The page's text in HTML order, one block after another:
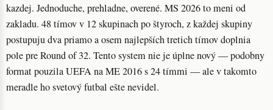
kazdej. Jednoduche, prehladne, overené. MS 2026 to meni od
zakladu. 48 tímov v 12 skupinach po štyroch, z každej skupiny
postupuju dva priamo a osem najlepších tretich tímov doplnia
pole pre Round of 32. Tento system nie je úplne nový — podobny
format pouzila UEFA na ME 2016 s 24 tímmi — ale v takomto
meradle ho svetový futbal ešte nevidel.